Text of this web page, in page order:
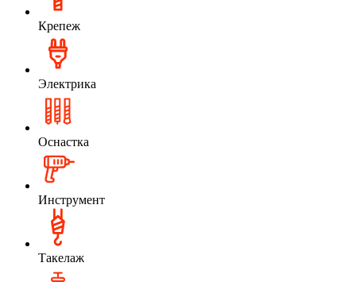
Крепеж
Электрика
Оснастка
Инструмент
Такелаж